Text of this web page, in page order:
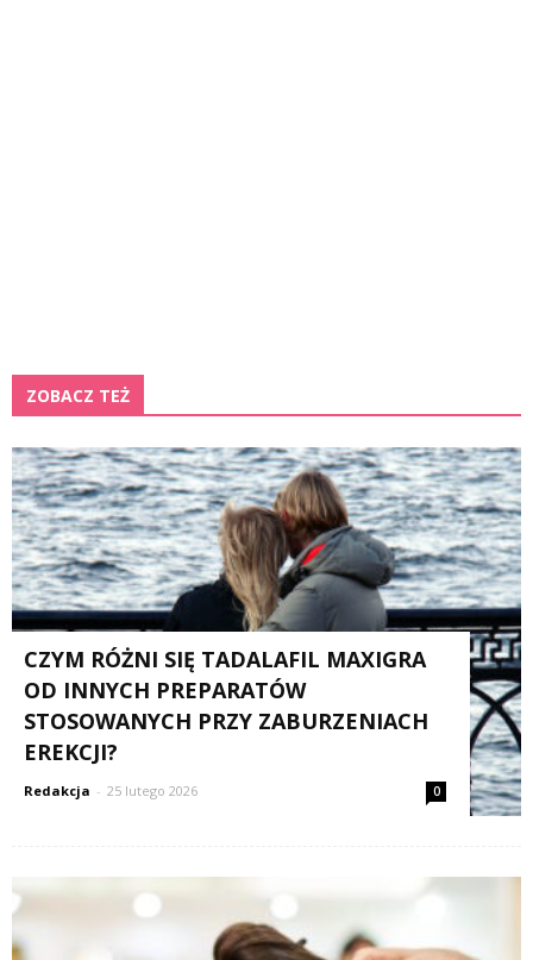
ZOBACZ TEŻ
CZYM RÓŻNI SIĘ TADALAFIL MAXIGRA
OD INNYCH PREPARATÓW
STOSOWANYCH PRZY ZABURZENIACH
EREKCJI?
Redakcja - 25 lutego 2026 0